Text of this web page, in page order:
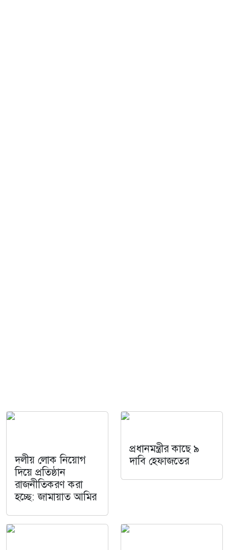
দলীয় লোক নিয়োগ
দিয়ে প্রতিষ্ঠান
রাজনীতিকরণ করা
হচ্ছে: জামায়াত আমির
প্রধানমন্ত্রীর কাছে ৯
দাবি হেফাজতের